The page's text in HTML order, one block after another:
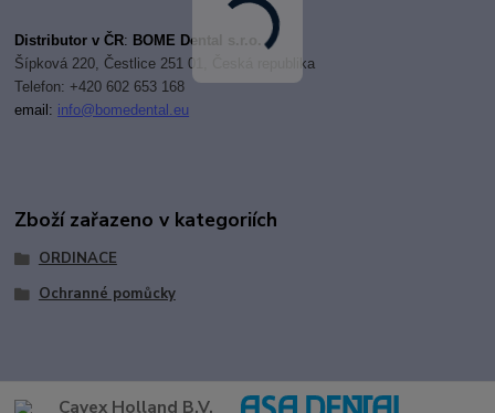
Distributor v ČR: BOME Dental s.r.o.
Šípková 220, Čestlice 251 01, Česká republika
Telefon: +420 602 653 168
email: info@bomedental.eu
Zboží zařazeno v kategoriích
ORDINACE
Ochranné pomůcky
Cavex Holland B.V.